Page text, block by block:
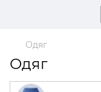
Одяг
Одяг